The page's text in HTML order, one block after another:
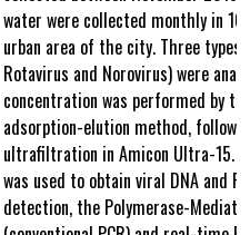
water were collected monthly in
urban area of the city. Three types
Rotavirus and Norovirus) were
concentration was performed by
adsorption-elution method,
ultrafiltration in Amicon Ultra-15.
was used to obtain viral DNA and
detection, the Polymerase-